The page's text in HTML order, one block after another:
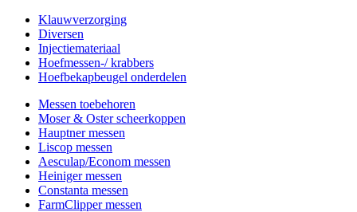
Klauwverzorging
Diversen
Injectiemateriaal
Hoefmessen-/ krabbers
Hoefbekapbeugel onderdelen
Messen toebehoren
Moser & Oster scheerkoppen
Hauptner messen
Liscop messen
Aesculap/Econom messen
Heiniger messen
Constanta messen
FarmClipper messen